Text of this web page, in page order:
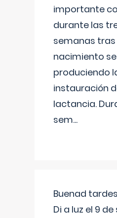
importante
durante las
semanas tras
nacimiento
produciendo
instauración
lactancia.
sem...
Buenad
Di a luz el 9